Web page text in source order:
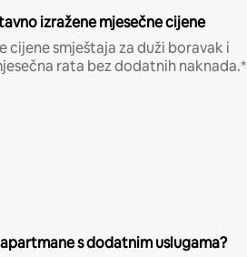
izražene mjesečne cijene
cijene smještaja za duži boravak i
rata bez dodatnih naknada.*
s dodatnim uslugama?